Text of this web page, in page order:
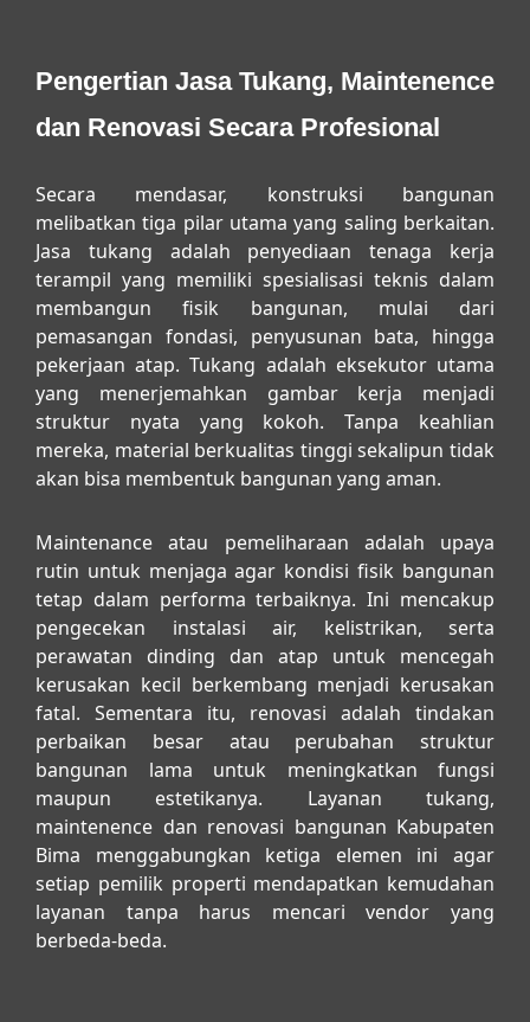
Pengertian Jasa Tukang, Maintenence
dan Renovasi Secara Profesional
Secara mendasar, konstruksi bangunan
melibatkan tiga pilar utama yang saling berkaitan.
Jasa tukang adalah penyediaan tenaga kerja
terampil yang memiliki spesialisasi teknis dalam
membangun fisik bangunan, mulai dari
pemasangan fondasi, penyusunan bata, hingga
pekerjaan atap. Tukang adalah eksekutor utama
yang menerjemahkan gambar kerja menjadi
struktur nyata yang kokoh. Tanpa keahlian
mereka, material berkualitas tinggi sekalipun tidak
akan bisa membentuk bangunan yang aman.
Maintenance atau pemeliharaan adalah upaya
rutin untuk menjaga agar kondisi fisik bangunan
tetap dalam performa terbaiknya. Ini mencakup
pengecekan instalasi air, kelistrikan, serta
perawatan dinding dan atap untuk mencegah
kerusakan kecil berkembang menjadi kerusakan
fatal. Sementara itu, renovasi adalah tindakan
perbaikan besar atau perubahan struktur
bangunan lama untuk meningkatkan fungsi
maupun estetikanya. Layanan tukang,
maintenence dan renovasi bangunan Kabupaten
Bima menggabungkan ketiga elemen ini agar
setiap pemilik properti mendapatkan kemudahan
layanan tanpa harus mencari vendor yang
berbeda-beda.